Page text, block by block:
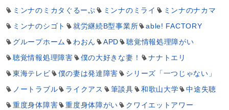
ミンナのミカタぐるーぷ ミンナのミライ
ミンナのナカマ
ミンナのシゴト
就労継続B型事業所
able! FACTORY
グループホーム
わおん APD
聴覚情報処理障がい
聴覚情報処理障害
僕の大好きな妻！
ナナトエリ
東海テレビ
僕の妻は発達障害
シリーズ「一つじゃない」
ノートラブル
ライクアス 筆談具 和歌山大学
中途失聴
重度身体障害
重度身体障がい
クワイエットアワー